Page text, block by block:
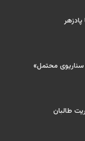
محتمل»
طالبان